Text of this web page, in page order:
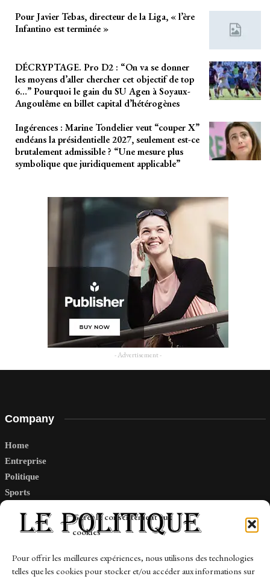
Gérer le consentement aux
cookies
Pour offrir les meilleures expériences, nous utilisons des technologies
telles que les cookies pour stocker et/ou accéder aux informations sur
Pour Javier Tebas, directeur de la Liga, « l’ère
Infantino est terminée »
DÉCRYPTAGE. Pro D2 : “On va se donner
les moyens d’aller chercher cet objectif de top
6…” Pourquoi le gain du SU Agen à Soyaux-
Angoulême en billet capital d’hétérogènes
Ingérences : Marine Tondelier veut “couper X”
endéans la présidentielle 2027, seulement est-ce
brutalement admissible ? “Une mesure plus
symbolique que juridiquement applicable”
- Advertisement -
Company
Home
Entreprise
Politique
Sports